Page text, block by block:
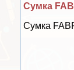
Сумка
Сумка